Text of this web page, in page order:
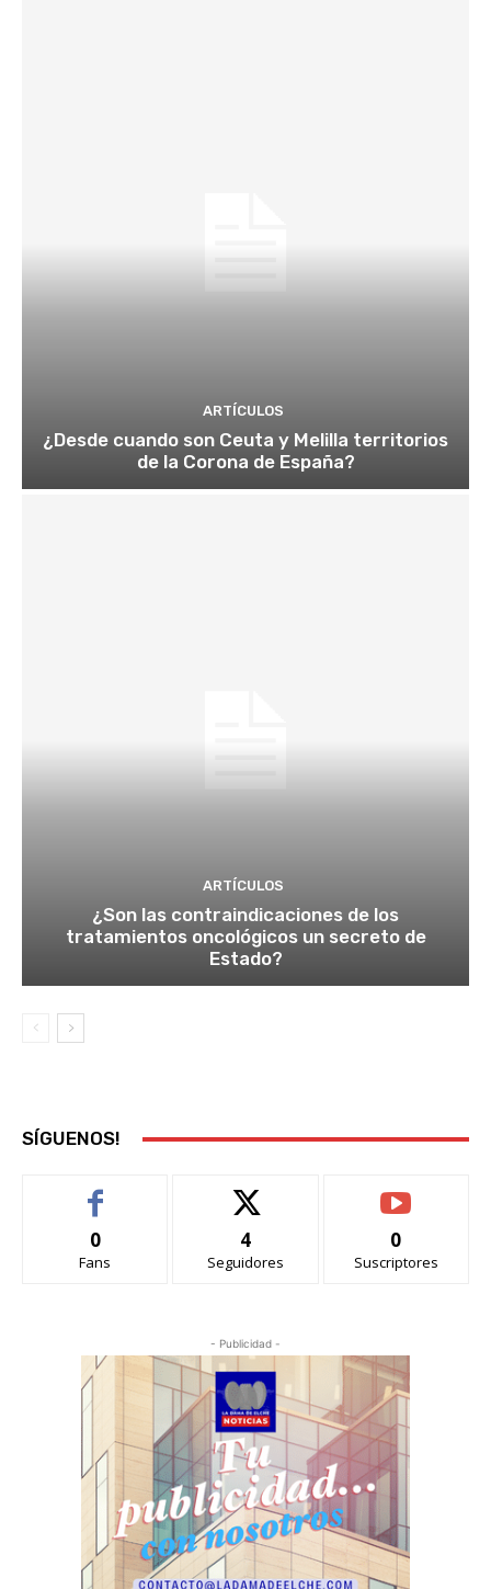
ARTÍCULOS
¿Desde cuando son Ceuta y Melilla territorios
de la Corona de España?
ARTÍCULOS
¿Son las contraindicaciones de los
tratamientos oncológicos un secreto de
Estado?
SÍGUENOS!
0
Fans
4
Seguidores
0
Suscriptores
- Publicidad -